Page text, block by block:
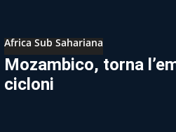
Africa Sub Sahariana
Mozambico, torna
cicloni